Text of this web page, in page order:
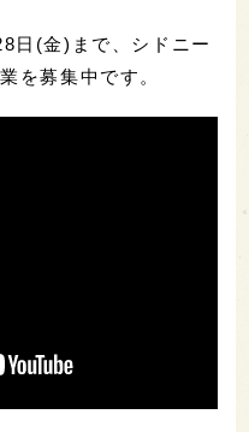
日(金)まで、シドニー
を募集中です。